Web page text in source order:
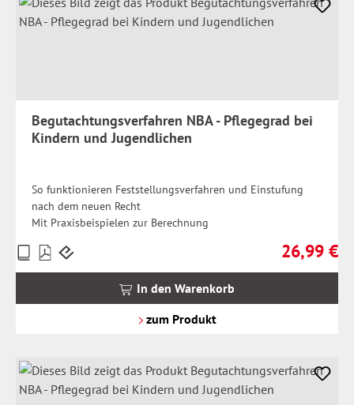
Begutachtungsverfahren NBA - Pflegegrad bei
Kindern und Jugendlichen
So funktionieren Feststellungsverfahren und Einstufung
nach dem neuen Recht
Mit Praxisbeispielen zur Berechnung
Regulärer
26,99 €
Preise
inkl.
In den Warenkorb
zum Produkt